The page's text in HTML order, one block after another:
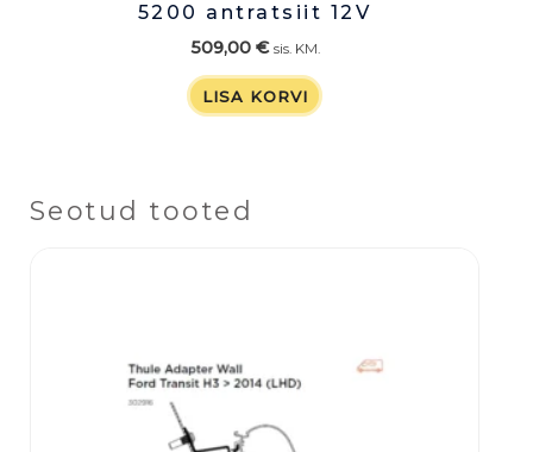
5200 antratsiit 12V
509,00 € sis. KM.
LISA KORVI
Seotud tooted